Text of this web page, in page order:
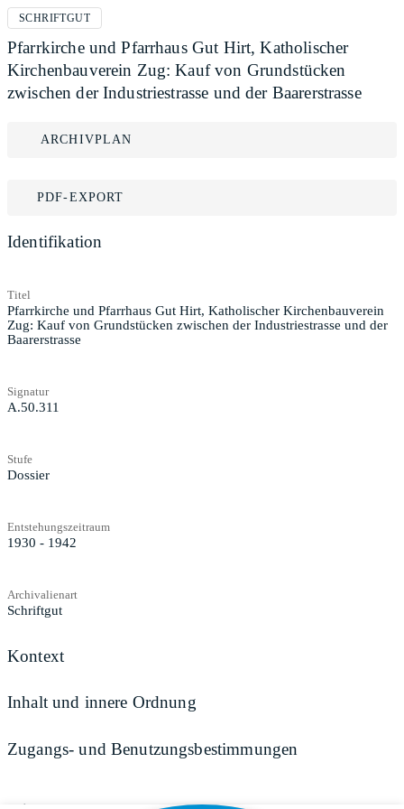
SCHRIFTGUT
Pfarrkirche und Pfarrhaus Gut Hirt, Katholischer
Kirchenbauverein Zug: Kauf von Grundstücken
zwischen der Industriestrasse und der Baarerstrasse
ARCHIVPLAN
PDF-EXPORT
Identifikation
Titel
Pfarrkirche und Pfarrhaus Gut Hirt, Katholischer Kirchenbauverein
Zug: Kauf von Grundstücken zwischen der Industriestrasse und der
Baarerstrasse
Signatur
A.50.311
Stufe
Dossier
Entstehungszeitraum
1930 - 1942
Archivalienart
Schriftgut
Kontext
Inhalt und innere Ordnung
Zugangs- und Benutzungsbestimmungen